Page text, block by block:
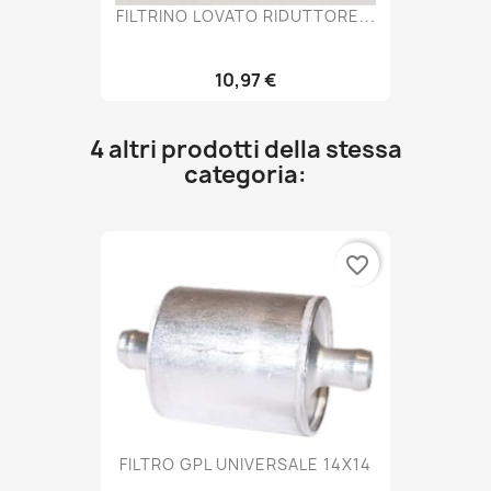
FILTRINO LOVATO RIDUTTORE...
10,97 €
4 altri prodotti della stessa
categoria:
FILTRO GPL UNIVERSALE 14X14
favorite_border